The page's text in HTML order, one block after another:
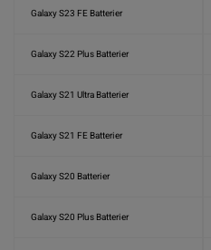
Galaxy S23 FE Batterier
Galaxy S22 Plus Batterier
Galaxy S21 Ultra Batterier
Galaxy S21 FE Batterier
Galaxy S20 Batterier
Galaxy S20 Plus Batterier